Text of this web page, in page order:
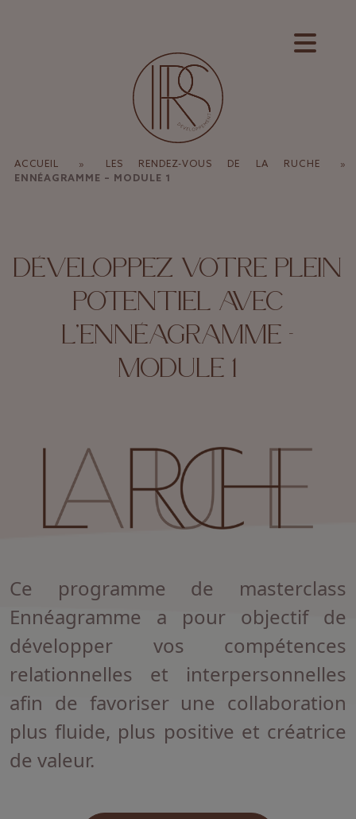
ACCUEIL » LES RENDEZ-VOUS DE LA RUCHE
»
ENNÉAGRAMME – MODULE 1
DÉVELOPPEZ VOTRE PLEIN
POTENTIEL AVEC
L’ENNÉAGRAMME –
MODULE 1
Ce programme de masterclass
Ennéagramme a pour objectif de
développer vos compétences
relationnelles et interpersonnelles
afin de favoriser une collaboration
plus fluide, plus positive et créatrice
de valeur.